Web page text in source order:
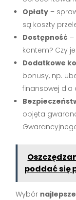
Opłaty –
są koszty
Dostępność –
kontem? Czy
Dodatkowe
bonusy, np.
finansowej dla
objęta
poddać się
Wybór